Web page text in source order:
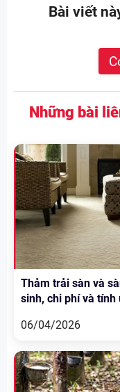
Bài viết
Những bài
Thảm trải sàn và
sinh, chi phí và tính
06/04/2026